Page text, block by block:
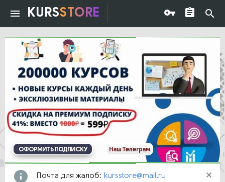
KURSSTORE
ОФОРМИТЬ ПОДПИСКУ Наш Телеграм
Почта для жалоб: kursstore@mail.ru